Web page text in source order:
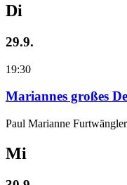
Di
29.9.
19:30
Mariannes großes
Paul Marianne Furtwängler
Mi